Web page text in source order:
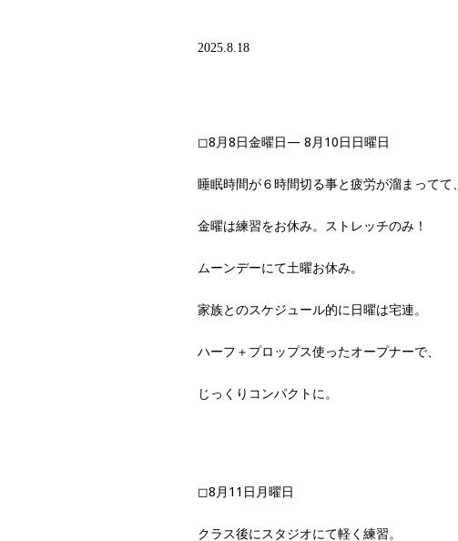
2025.8.18
◻︎8月8日金曜日— 8月10日日曜日
睡眠時間が６時間切る事と疲労が溜まってて、
金曜は練習をお休み。ストレッチのみ！
ムーンデーにて土曜お休み。
家族とのスケジュール的に日曜は宅連。
ハーフ＋プロップス使ったオープナーで、
じっくりコンパクトに。
◻︎8月11日月曜日
クラス後にスタジオにて軽く練習。